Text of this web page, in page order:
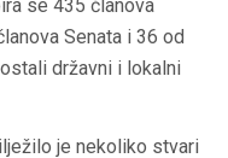
se 435 članova
Senata i 36 od
državni i lokalni
je nekoliko stvari